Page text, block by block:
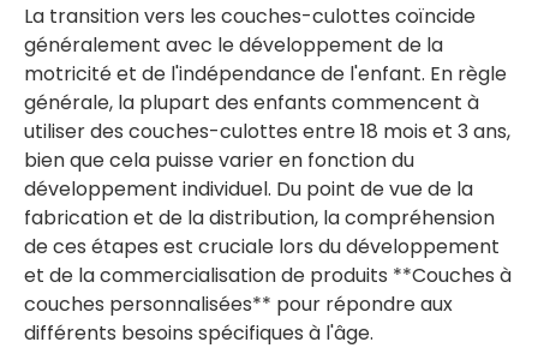
La transition vers les couches-culottes coïncide
généralement avec le développement de la
motricité et de l'indépendance de l'enfant. En règle
générale, la plupart des enfants commencent à
utiliser des couches-culottes entre 18 mois et 3 ans,
bien que cela puisse varier en fonction du
développement individuel. Du point de vue de la
fabrication et de la distribution, la compréhension
de ces étapes est cruciale lors du développement
et de la commercialisation de produits **Couches à
couches personnalisées** pour répondre aux
différents besoins spécifiques à l'âge.